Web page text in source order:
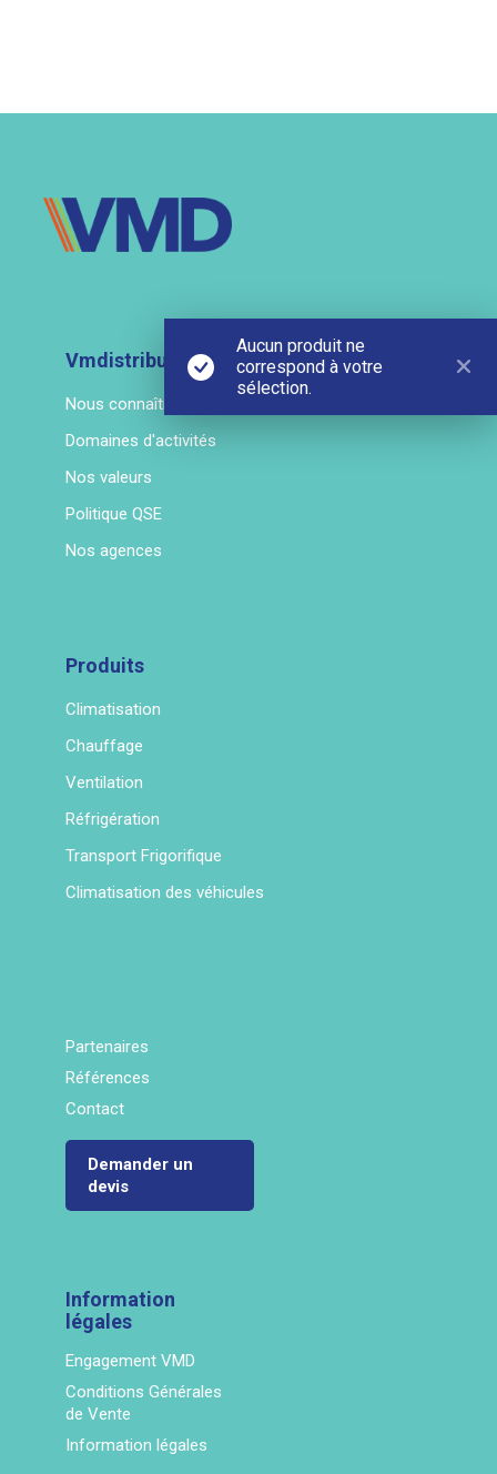
Aucun produit ne
correspond à votre
sélection.
Vmdistribution
Nous connaître
Domaines d'activités
Nos valeurs
Politique QSE
Nos agences
Produits
Climatisation
Chauffage
Ventilation
Réfrigération
Transport Frigorifique
Climatisation des véhicules
Partenaires
Références
Contact
Demander un
devis
Information
légales
Engagement VMD
Conditions Générales
de Vente
Information légales